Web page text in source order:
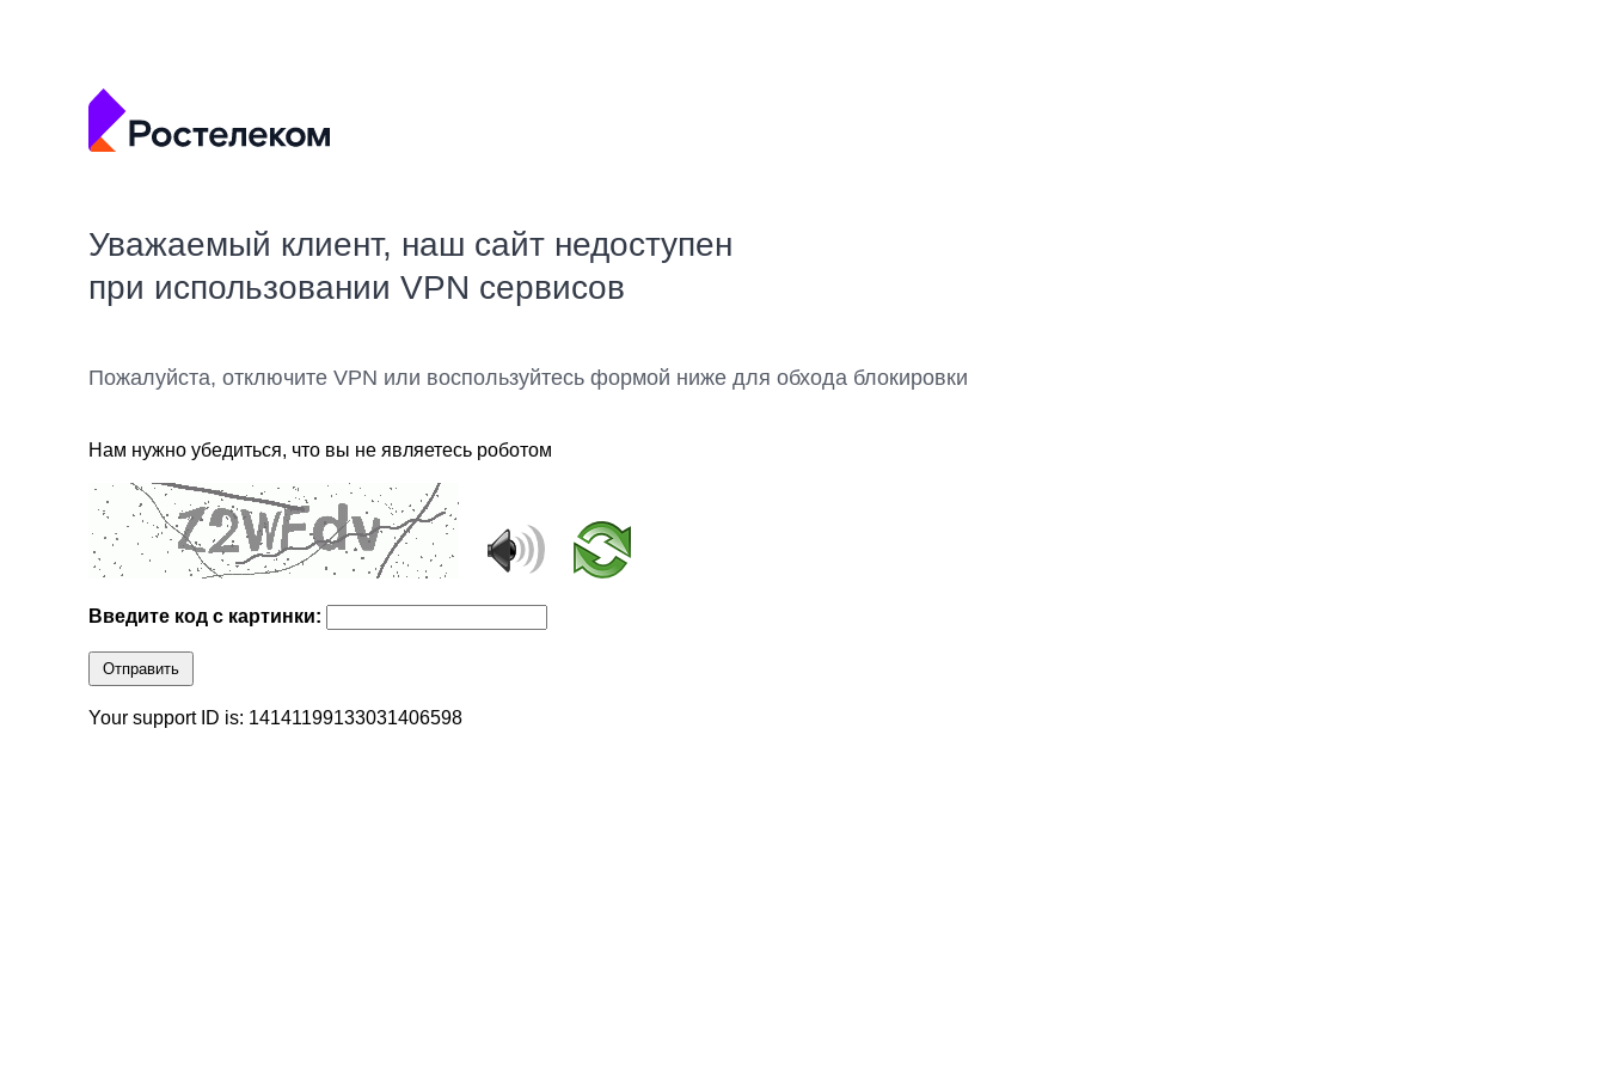
Уважаемый клиент, наш сайт недоступен
при использовании VPN сервисов
Пожалуйста, отключите VPN или воспользуйтесь формой ниже для обхода блокировки
Нам нужно убедиться, что вы не являетесь роботом
Введите код с картинки:
Отправить
Your support ID is: 14141199133031406598